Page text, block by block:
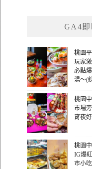
GA4
桃園
玩家
必點
湯～(
桃園
市場
宵夜
桃園
IG爆
市小